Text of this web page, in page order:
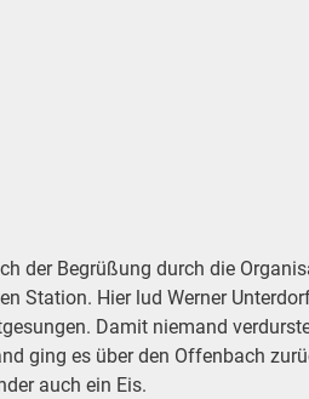
der Begrüßung durch die
Station. Hier lud Werner
Damit niemand
ging es über den Offenbach
auch ein Eis.